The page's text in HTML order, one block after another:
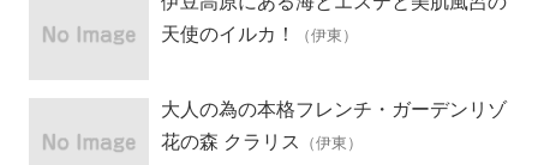
ペンション
天使のイルカ！ （伊東）
大人の為の本格フレンチ・ガーデンリゾ
ート
花の森 クラリス （伊東）